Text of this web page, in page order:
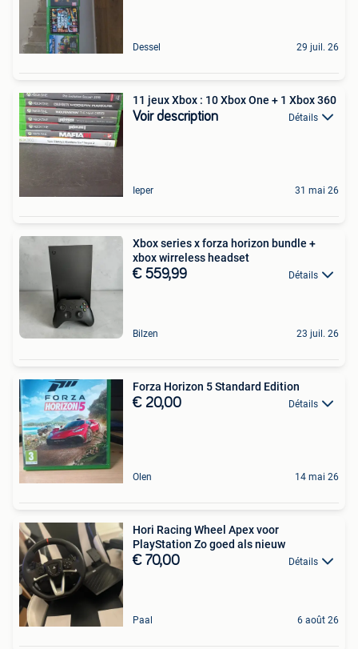
Dessel 29 juil. 26
11 jeux Xbox : 10 Xbox One + 1 Xbox 360
Voir description Détails
Ieper 31 mai 26
Xbox series x forza horizon bundle +
xbox wirreless headset
€ 559,99 Détails
Bilzen 23 juil. 26
Forza Horizon 5 Standard Edition
€ 20,00 Détails
Olen 14 mai 26
Hori Racing Wheel Apex voor
PlayStation Zo goed als nieuw
€ 70,00 Détails
Paal 6 août 26